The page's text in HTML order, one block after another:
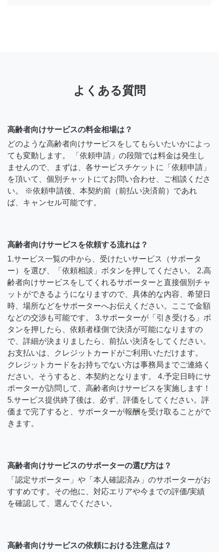
よくある質問
高齢者向けサービスの料金相場は？
どのような高齢者向けサービスをしてもらいたいかによっ
ても変動します。 「依頼申請」の段階では料金は発生し
ませんので、まずは、各サービスチケットに「依頼申請」
を頂いて、個別チャットにてお問い合わせ、ご相談くださ
い。 ※依頼申請後、本契約前（前払い決済前）であれ
ば、キャンセル可能です。
高齢者向けサービスを依頼する流れは？
1.サービス一覧の中から、受けたいサービス（サポータ
ー）を選び、「依頼相談」ボタンを押してください。 2.高
齢者向けサービスをしてくれるサポーターと直接個別チャ
ットができるようになりますので、具体的な内容、希望日
時、場所などをサポーターへお伝えください。ここで金額
などの交渉も可能です。 3.サポーターが「引き受ける」ボ
タンを押したら、依頼者様側で決済が可能になりますの
で、詳細が決まりましたら、前払い決済をしてください。
お支払いは、クレジットカードがご利用いただけます。
クレジットカードをお持ちでない方は事務局までご連絡く
ださい。そうすると、本契約となります。 4.予定日時にサ
ポーターが訪問して、高齢者向けサービスを実施します！
5.サービス提供終了後は、必ず、評価をしてください。評
価まで完了すると、サポーターが報酬を受け取ることがで
きます。
高齢者向けサービスのサポーターの選び方は？
「認定サポーター」や「本人確認済み」のサポーターがお
すすめです。その他に、対応エリアや今までの評価/実績
を確認して、選んでください。
高齢者向けサービスの依頼における注意点は？